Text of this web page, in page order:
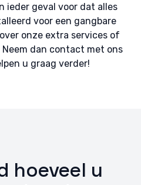
ieder geval voor dat alles
voor een gangbare
onze extra services of
Neem dan contact met ons
u graag verder!
hoeveel u